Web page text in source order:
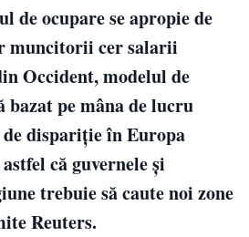
de ocupare se apropie de
muncitorii cer salarii
Occident, modelul de
bazat pe mâna de lucru
de dispariţie în Europa
că guvernele şi
trebuie să caute noi zone
Reuters.